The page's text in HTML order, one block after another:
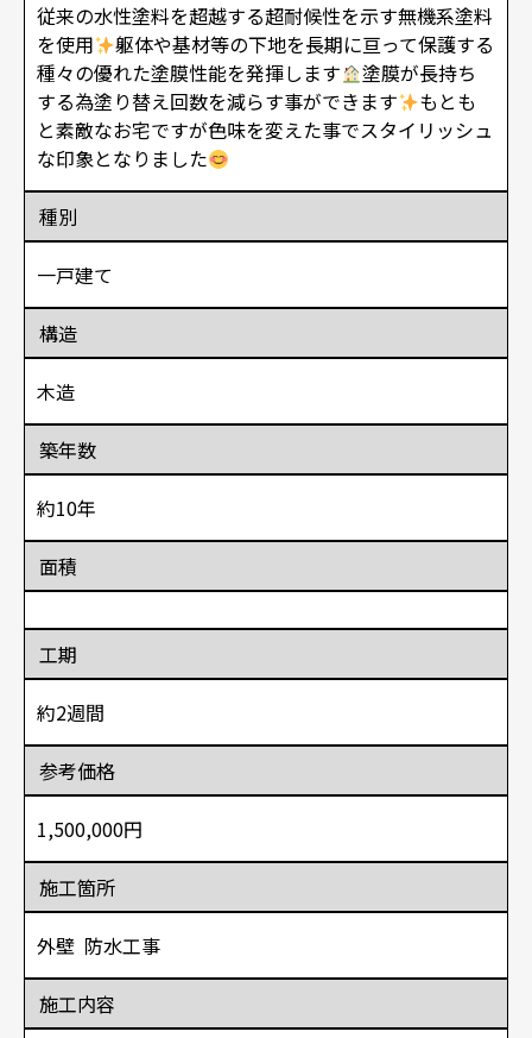
従来の水性塗料を超越する超耐候性を示す無機系塗料
を使用
躯体や基材等の下地を長期に亘って保護する
種々の優れた塗膜性能を発揮します
塗膜が長持ち
する為塗り替え回数を減らす事ができます
もとも
と素敵なお宅ですが色味を変えた事でスタイリッシュ
な印象となりました
種別
一戸建て
構造
木造
築年数
約10年
面積
工期
約2週間
参考価格
1,500,000円
施工箇所
外壁 防水工事
施工内容